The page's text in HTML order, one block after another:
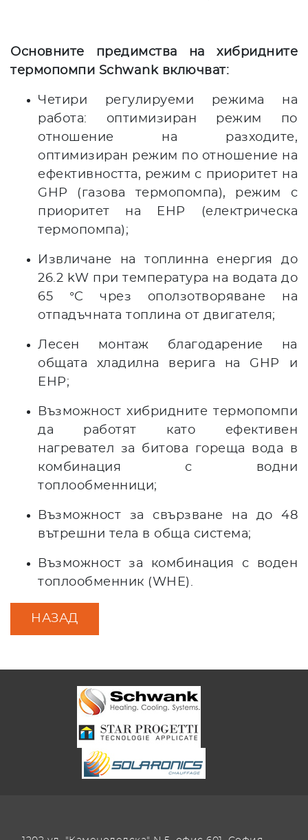
Основните предимства на хибридните
термопомпи Schwank включват:
Четири регулируеми режима на
работа: оптимизиран режим по
отношение на разходите,
оптимизиран режим по отношение на
ефективността, режим с приоритет на
GHP (газова термопомпа), режим с
приоритет на EHP (електрическа
термопомпа);
Извличане на топлинна енергия до
26.2 kW при температура на водата до
65 °C чрез оползотворяване на
отпадъчната топлина от двигателя;
Лесен монтаж благодарение на
общата хладилна верига на GHP и
EHP;
Възможност хибридните термопомпи
да работят като ефективен
нагревател за битова гореща вода в
комбинация с водни
топлообменници;
Възможност за свързване на до 48
вътрешни тела в обща система;
Възможност за комбинация с воден
топлообменник (WHE).
НАЗАД